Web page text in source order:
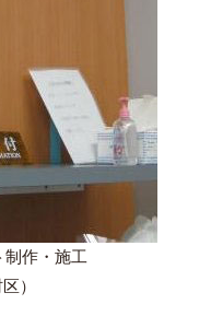
制作・施工
区）